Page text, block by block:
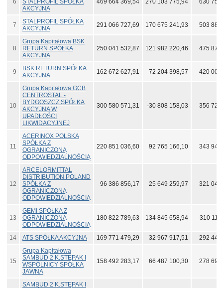
6
STALPROFIL SPÓŁKA
AKCYJNA
469 664 369,54 270 103 775,94 630 751
7
STALPROFIL SPÓŁKA
AKCYJNA
291 066 727,69 170 675 241,93 503 882
8
Grupa Kapitałowa BSK
RETURN SPÓŁKA
AKCYJNA
250 041 532,87 121 982 220,46 475 871
9
BSK RETURN SPÓŁKA
AKCYJNA
162 672 627,91 72 204 398,57 420 000
10
Grupa Kapitałowa GCB
CENTROSTAL -
BYDGOSZCZ SPÓŁKA
AKCYJNA W
UPADŁOŚCI
LIKWIDACYJNEJ
300 580 571,31 -30 808 158,03 356 723
11
ACERINOX POLSKA
SPÓŁKA Z
OGRANICZONĄ
ODPOWIEDZIALNOŚCIĄ
220 851 036,60 92 765 166,10 343 947
12
ARCELORMITTAL
DISTRIBUTION POLAND
SPÓŁKA Z
OGRANICZONĄ
ODPOWIEDZIALNOŚCIĄ
96 386 856,17 25 649 259,97 321 049
13
GEMI SPÓŁKA Z
OGRANICZONĄ
ODPOWIEDZIALNOŚCIĄ
180 822 789,63 134 845 658,94 310
14 ATS SPÓŁKA AKCYJNA 169 771 479,29 32 967 917,51 292 442
15
Grupa Kapitałowa
SAMBUD 2 K.STĘPAK I
WSPÓLNICY SPÓŁKA
JAWNA
158 492 283,17 66 487 100,30 278 691
SAMBUD 2 K.STĘPAK I